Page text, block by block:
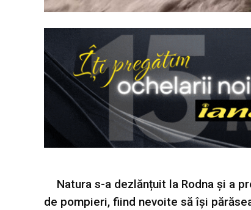
Natura s-a dezlănțuit la Rodna și a
de pompieri, fiind nevoite să își